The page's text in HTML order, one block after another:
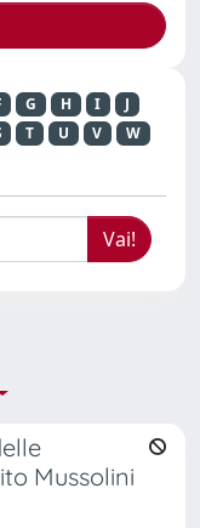
G H I
J
T U V
W
Mussolini